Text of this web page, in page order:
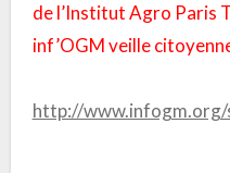
de l’Institut Agro Paris
inf’OGM veille
http://www.infogm.org/